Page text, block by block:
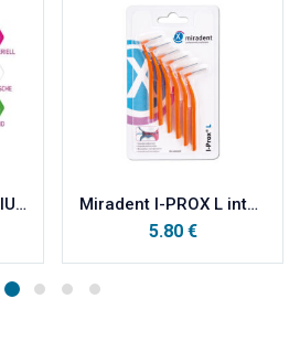
MARA EXPERT PREMIUM interdentalne četkice BRUSH IS0 2(medium fine) crvena a12 Miradent I-PROX L interdentalna četkica narančasta (konusna) 0,8mm, 6 kom
5.80 €